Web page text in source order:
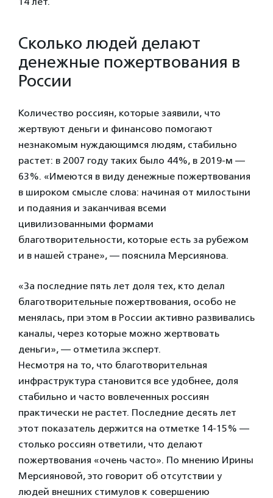
Сколько людей делают
денежные пожертвования в
России
Количество россиян, которые заявили, что
жертвуют деньги и финансово помогают
незнакомым нуждающимся людям, стабильно
растет: в 2007 году таких было 44%, в 2019-м —
63%. «Имеются в виду денежные пожертвования
в широком смысле слова: начиная от милостыни
и подаяния и заканчивая всеми
цивилизованными формами
благотворительности, которые есть за рубежом
и в нашей стране», — пояснила Мерсиянова.
«За последние пять лет доля тех, кто делал
благотворительные пожертвования, особо не
менялась, при этом в России активно развивались
каналы, через которые можно жертвовать
деньги», — отметила эксперт.
Несмотря на то, что благотворительная
инфраструктура становится все удобнее, доля
стабильно и часто вовлеченных россиян
практически не растет. Последние десять лет
этот показатель держится на отметке 14-15% —
столько россиян ответили, что делают
пожертвования «очень часто». По мнению Ирины
Мерсияновой, это говорит об отсутствии у
людей внешних стимулов к совершению